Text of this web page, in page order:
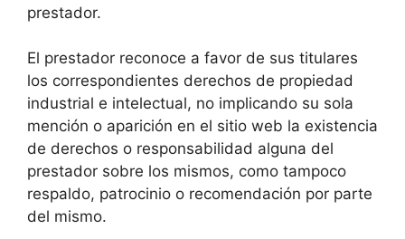
prestador.
El prestador reconoce a favor de sus titulares
los correspondientes derechos de propiedad
industrial e intelectual, no implicando su sola
mención o aparición en el sitio web la existencia
de derechos o responsabilidad alguna del
prestador sobre los mismos, como tampoco
respaldo, patrocinio o recomendación por parte
del mismo.